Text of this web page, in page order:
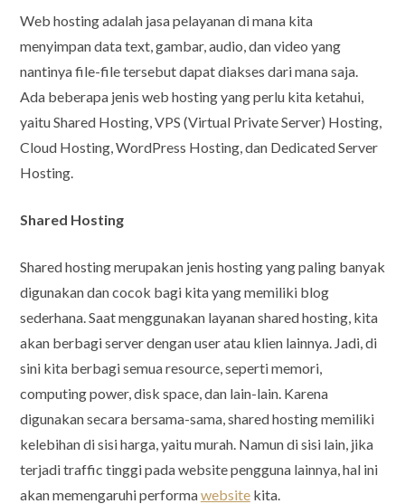
Web hosting adalah jasa pelayanan di mana kita
menyimpan data text, gambar, audio, dan video yang
nantinya file-file tersebut dapat diakses dari mana saja.
Ada beberapa jenis web hosting yang perlu kita ketahui,
yaitu Shared Hosting, VPS (Virtual Private Server) Hosting,
Cloud Hosting, WordPress Hosting, dan Dedicated Server
Hosting.
Shared Hosting
Shared hosting merupakan jenis hosting yang paling banyak
digunakan dan cocok bagi kita yang memiliki blog
sederhana. Saat menggunakan layanan shared hosting, kita
akan berbagi server dengan user atau klien lainnya. Jadi, di
sini kita berbagi semua resource, seperti memori,
computing power, disk space, dan lain-lain. Karena
digunakan secara bersama-sama, shared hosting memiliki
kelebihan di sisi harga, yaitu murah. Namun di sisi lain, jika
terjadi traffic tinggi pada website pengguna lainnya, hal ini
akan memengaruhi performawebsitekita.